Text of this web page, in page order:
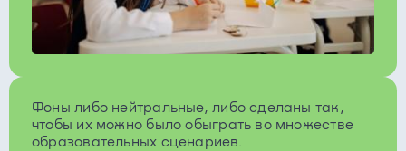
Фоны либо нейтральные, либо сделаны так,
чтобы их можно было обыграть во множестве
образовательных сценариев.